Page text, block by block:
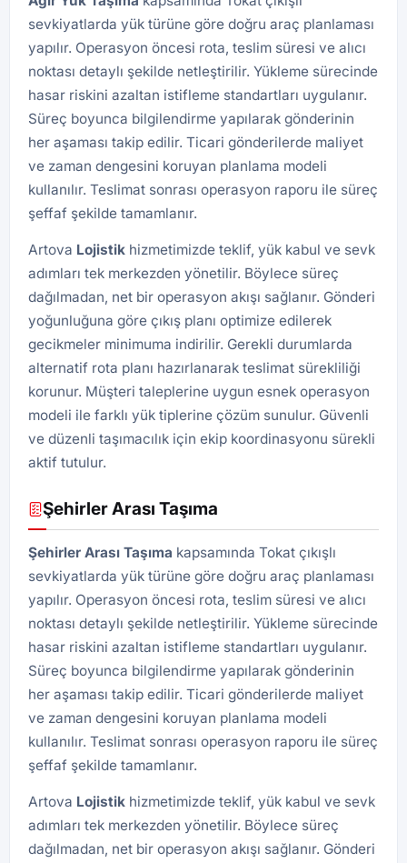
sevkiyatlarda yük türüne göre doğru araç planlaması
yapılır. Operasyon öncesi rota, teslim süresi ve alıcı
noktası detaylı şekilde netleştirilir. Yükleme sürecinde
hasar riskini azaltan istifleme standartları uygulanır.
Süreç boyunca bilgilendirme yapılarak gönderinin
her aşaması takip edilir. Ticari gönderilerde maliyet
ve zaman dengesini koruyan planlama modeli
kullanılır. Teslimat sonrası operasyon raporu ile süreç
şeffaf şekilde tamamlanır.
Artova Lojistik hizmetimizde teklif, yük kabul ve sevk
adımları tek merkezden yönetilir. Böylece süreç
dağılmadan, net bir operasyon akışı sağlanır. Gönderi
yoğunluğuna göre çıkış planı optimize edilerek
gecikmeler minimuma indirilir. Gerekli durumlarda
alternatif rota planı hazırlanarak teslimat sürekliliği
korunur. Müşteri taleplerine uygun esnek operasyon
modeli ile farklı yük tiplerine çözüm sunulur. Güvenli
ve düzenli taşımacılık için ekip koordinasyonu sürekli
aktif tutulur.
Şehirler Arası Taşıma
Şehirler Arası Taşıma kapsamında Tokat çıkışlı
sevkiyatlarda yük türüne göre doğru araç planlaması
yapılır. Operasyon öncesi rota, teslim süresi ve alıcı
noktası detaylı şekilde netleştirilir. Yükleme sürecinde
hasar riskini azaltan istifleme standartları uygulanır.
Süreç boyunca bilgilendirme yapılarak gönderinin
her aşaması takip edilir. Ticari gönderilerde maliyet
ve zaman dengesini koruyan planlama modeli
kullanılır. Teslimat sonrası operasyon raporu ile süreç
şeffaf şekilde tamamlanır.
Artova Lojistik hizmetimizde teklif, yük kabul ve sevk
adımları tek merkezden yönetilir. Böylece süreç
dağılmadan, net bir operasyon akışı sağlanır. Gönderi